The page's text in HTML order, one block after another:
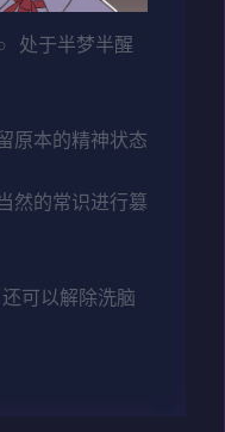
处于半梦半醒
原本的精神状态
然的常识进行篡
可以解除洗脑